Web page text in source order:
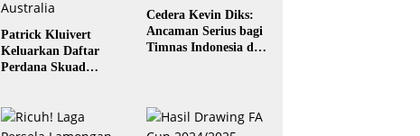
Patrick Kluivert
Keluarkan Daftar
Perdana Skuad
Australia
Cedera Kevin Diks:
Ancaman Serius bagi
Timnas Indonesia di